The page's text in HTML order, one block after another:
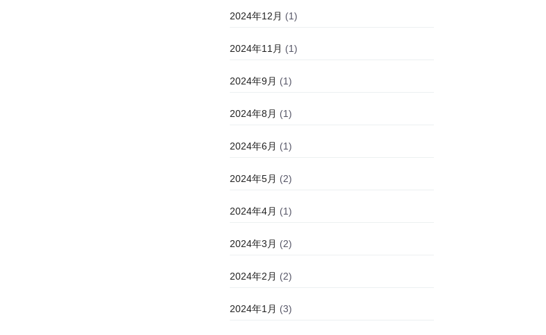
2024年12月 (1)
2024年11月 (1)
2024年9月 (1)
2024年8月 (1)
2024年6月 (1)
2024年5月 (2)
2024年4月 (1)
2024年3月 (2)
2024年2月 (2)
2024年1月 (3)